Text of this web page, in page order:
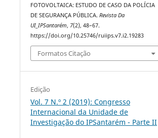
FOTOVOLTAICA: ESTUDO DE CASO DA POLÍCIA
DE SEGURANÇA PÚBLICA.Revista Da
UI_IPSantarém, 7(2), 48–67.
https://doi.org/10.25746/ruiips.v7.i2.19283
Formatos Citação
Edição
Vol. 7 N.º 2 (2019): Congresso
Internacional da Unidade de
Investigação do IPSantarém - Parte II